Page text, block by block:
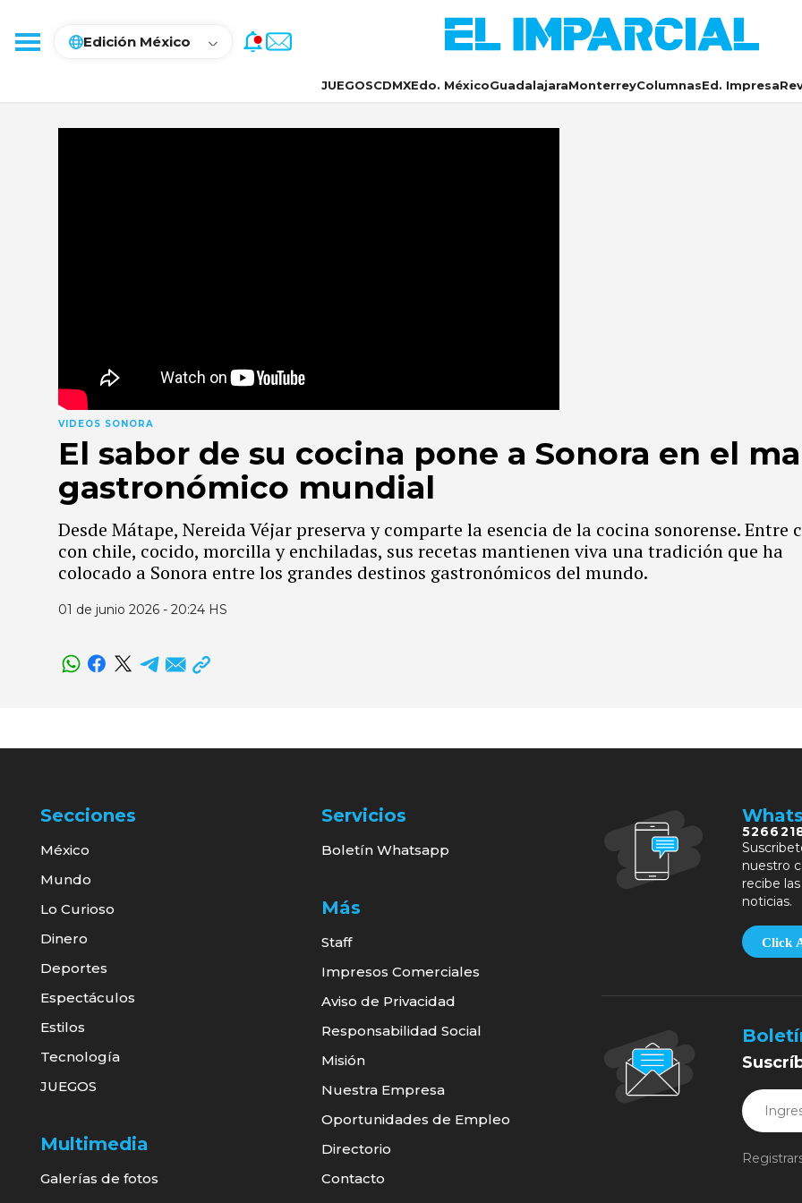
Edición México
JUEGOSCDMXEdo. MéxicoGuadalajaraMonterreyColumnasEd. Impresa
VIDEOS SONORA
El sabor de su cocina pone a Sonora en el
gastronómico mundial
Desde Mátape, Nereida Véjar preserva y comparte la esencia de la cocina sonorense. Entre
con chile, cocido, morcilla y enchiladas, sus recetas mantienen viva una tradición que ha
colocado a Sonora entre los grandes destinos gastronómicos del mundo.
01 de junio 2026 - 20:24 HS
Secciones
México
Mundo
Lo Curioso
Dinero
Deportes
Espectáculos
Estilos
Tecnología
JUEGOS
Servicios
Boletín Whatsapp
Más
Staff
Impresos Comerciales
Aviso de Privacidad
Responsabilidad Social
Misión
Nuestra Empresa
Oportunidades de Empleo
Directorio
Contacto
Multimedia
Galerías de fotos
nuestro
recibe
noticias.
Click